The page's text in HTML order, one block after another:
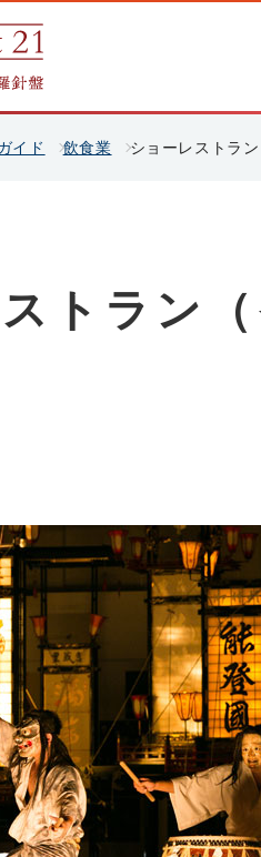
イド 飲食業 ショーレストラ
トラン